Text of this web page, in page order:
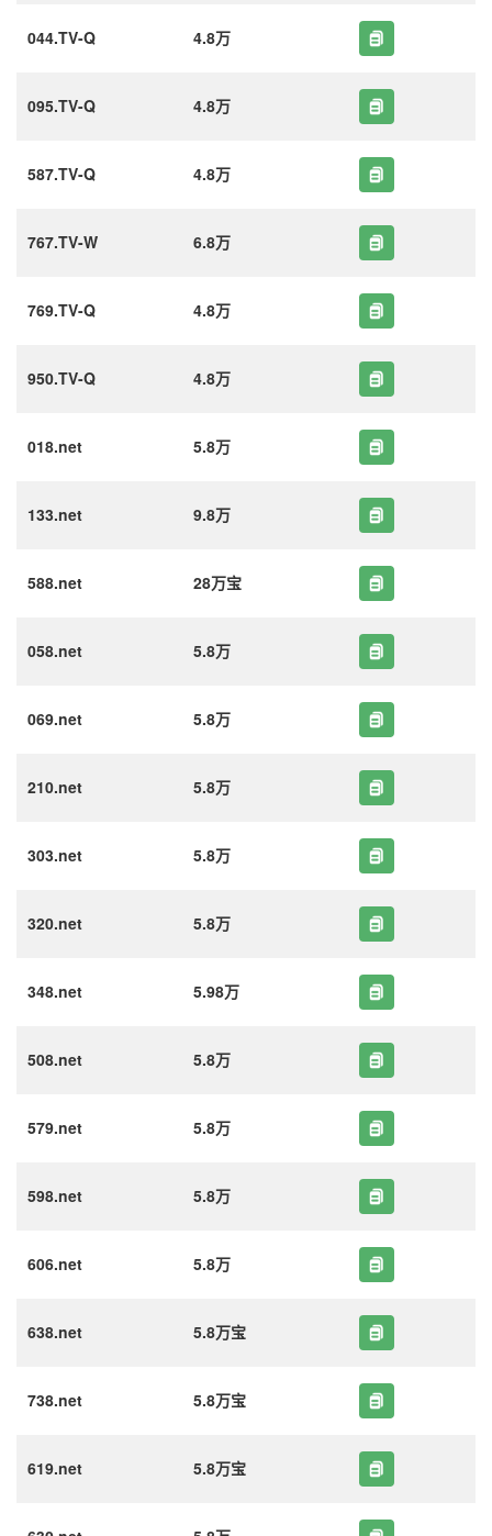
044.TV-Q 4.8万
095.TV-Q 4.8万
587.TV-Q 4.8万
767.TV-W 6.8万
769.TV-Q 4.8万
950.TV-Q 4.8万
018.net 5.8万
133.net 9.8万
588.net 28万宝
058.net 5.8万
069.net 5.8万
210.net 5.8万
303.net 5.8万
320.net 5.8万
348.net 5.98万
508.net 5.8万
579.net 5.8万
598.net 5.8万
606.net 5.8万
638.net 5.8万宝
738.net 5.8万宝
619.net 5.8万宝